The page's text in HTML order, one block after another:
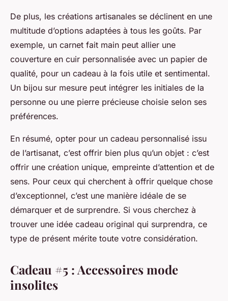
De plus, les créations artisanales se déclinent en une
multitude d’options adaptées à tous les goûts. Par
exemple, un carnet fait main peut allier une
couverture en cuir personnalisée avec un papier de
qualité, pour un cadeau à la fois utile et sentimental.
Un bijou sur mesure peut intégrer les initiales de la
personne ou une pierre précieuse choisie selon ses
préférences.
En résumé, opter pour un cadeau personnalisé issu
de l’artisanat, c’est offrir bien plus qu’un objet : c’est
offrir une création unique, empreinte d’attention et de
sens. Pour ceux qui cherchent à offrir quelque chose
d’exceptionnel, c’est une manière idéale de se
démarquer et de surprendre. Si vous cherchez à
trouver une idée cadeau original qui surprendra, ce
type de présent mérite toute votre considération.
Cadeau #5 : Accessoires mode
insolites